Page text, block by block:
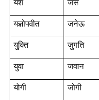
यश जस
यज्ञोपवीत जनेऊ
युक्ति जुगति
युवा जवान
योगी जोगी